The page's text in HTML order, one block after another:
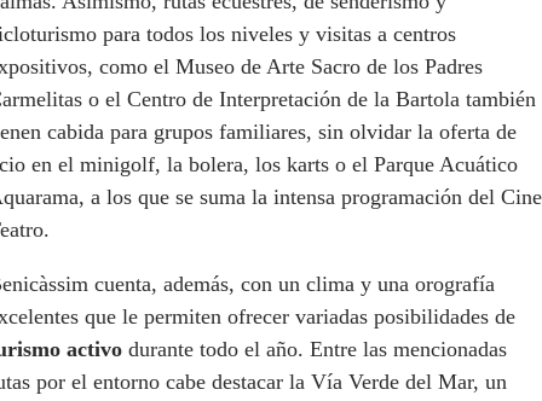
para todos los niveles y visitas a centros
como el Museo de Arte Sacro de los Padres
o el Centro de Interpretación de la Bartola también
cabida para grupos familiares, sin olvidar la oferta de
en el minigolf, la bolera, los karts o el Parque Acuático
a los que se suma la intensa programación del
cuenta, además, con un clima y una orografía
que le permiten ofrecer variadas posibilidades de
activo durante todo el año. Entre las mencionadas
por el entorno cabe destacar la Vía Verde del Mar, un